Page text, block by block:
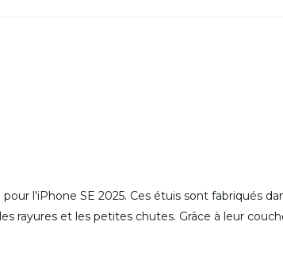
l'iPhone SE 2025. Ces étuis sont fabriqués
et les petites chutes. Grâce à leur